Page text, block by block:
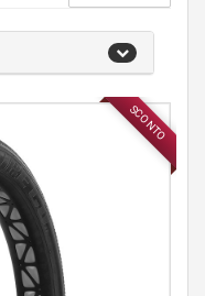
SCONTO
COMPONENTI MTB / CITY